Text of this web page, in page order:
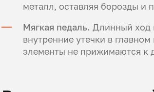
металл, оставляя борозды и
Мягкая педаль. Длинный ход
внутренние утечки в
элементы не прижимаются к